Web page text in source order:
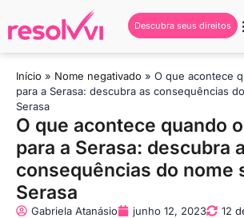
Descubra seus direitos
Início » Nome negativado » O que acontece
para a Serasa: descubra as consequências
Serasa
O que acontece quando
para a Serasa: descubra
consequências do nome
Serasa
Gabriela Atanásio junho 12, 2023
12